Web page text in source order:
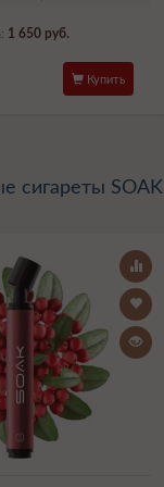
1 650 руб.
Купить
сигареты SOAK